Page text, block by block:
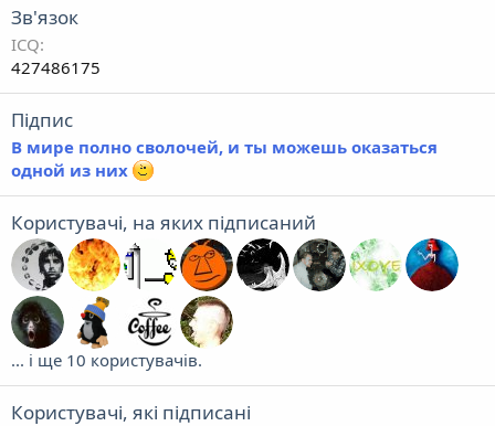
Зв'язок
ICQ
427486175
Підпис
В мире полно сволочей, и ты можешь оказаться
одной из них
Користувачі, на яких підписаний
... і ще 10 користувачів.
Користувачі, які підписані